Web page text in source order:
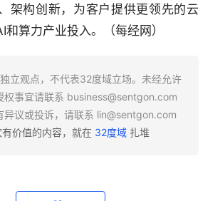
架构创新，为客户提供更领先的云
和算力产业投入。（每经网）
立观点，不代表32度域立场。未经允许
权事宜请联系 business@sentgon.com
异议或投诉，请联系 lin@sentgon.com
有价值的内容，就在 32度域扎堆